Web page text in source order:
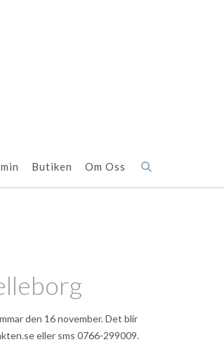
Butiken Om Oss
den 16 november. Det blir
eller sms 0766-299009.